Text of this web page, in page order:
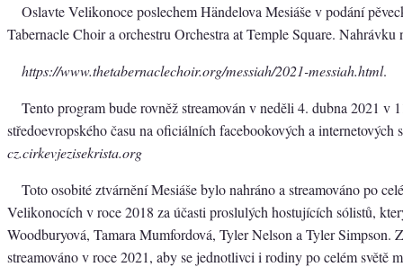
Oslavte Velikonoce poslechem Händelova Mesiáše v podání
Tabernacle Choir a orchestru Orchestra at Temple Square. Nahrávku
https://www.thetabernaclechoir.org/messiah/2021-messiah.html.
Tento program bude rovněž streamován v neděli 4. dubna 2021 v
středoevropského času na oficiálních facebookových a internetových
cz.cirkevjezisekrista.org
Toto osobité ztvárnění Mesiáše bylo nahráno a streamováno po
Velikonocích v roce 2018 za účasti proslulých hostujících sólistů,
Woodburyová, Tamara Mumfordová, Tyler Nelson a Tyler Simpson.
streamováno v roce 2021, aby se jednotlivci i rodiny po celém světě